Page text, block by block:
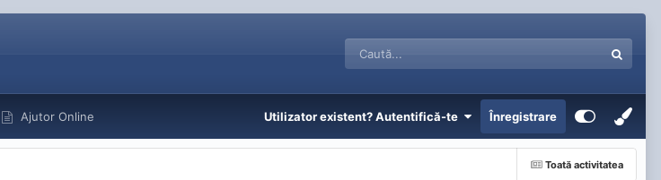
Ajutor Online Utilizator existent? Autentifică-te Înregistrare
Toată activitatea